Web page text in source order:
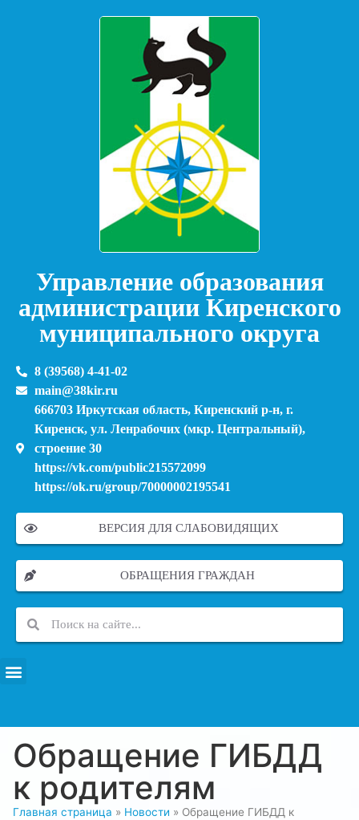
Управление образования
администрации Киренского
муниципального округа
8 (39568) 4-41-02
main@38kir.ru
666703 Иркутская область, Киренский р-н, г.
Киренск, ул. Ленрабочих (мкр. Центральный),
строение 30
https://vk.com/public215572099
https://ok.ru/group/70000002195541
ВЕРСИЯ ДЛЯ СЛАБОВИДЯЩИХ
ОБРАЩЕНИЯ ГРАЖДАН
Обращение ГИБДД
к родителям
Главная страница » Новости » Обращение ГИБДД к